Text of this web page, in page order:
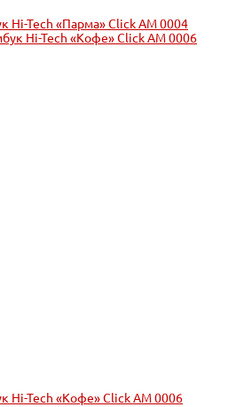
Hi-Tech «Парма» Click АМ 0004
Hi-Tech «Кофе» Click АМ 0006